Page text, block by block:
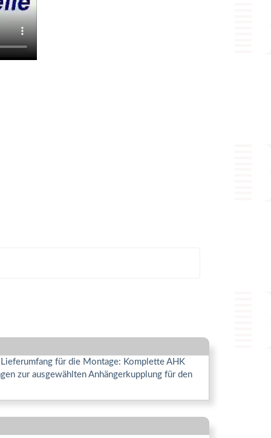
für die Montage: Komplette AHK
zur ausgewählten Anhängerkupplung für den